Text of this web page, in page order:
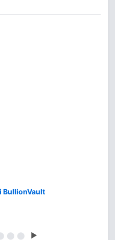
BullionVault
⬤ ⬤ ▶